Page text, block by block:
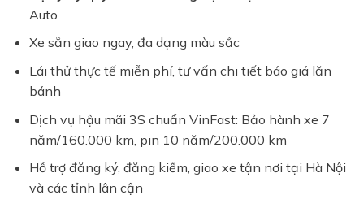
BÁO GIÁ LĂN BÁNH & LÁI THỬ
Nhận báo giá Ưu Đãi tháng 08/2026 & Quà
Auto
Xe sẵn giao ngay, đa dạng màu sắc
Lái thử thực tế miễn phí, tư vấn chi tiết báo giá lăn
bánh
Dịch vụ hậu mãi 3S chuẩn VinFast: Bảo hành xe 7
năm/160.000 km, pin 10 năm/200.000 km
Hỗ trợ đăng ký, đăng kiểm, giao xe tận nơi tại Hà Nội
và các tỉnh lân cận